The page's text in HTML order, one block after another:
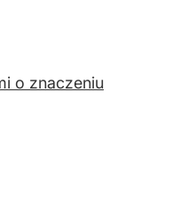
o znaczeniu